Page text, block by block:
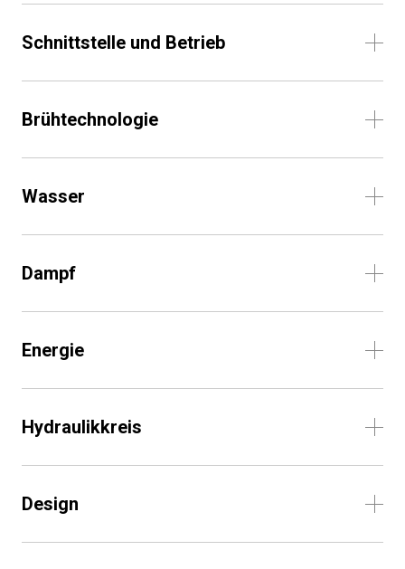
Schnittstelle und Betrieb
Brühtechnologie
Wasser
Dampf
Energie
Hydraulikkreis
Design